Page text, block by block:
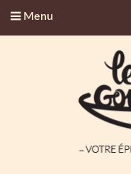
Menu